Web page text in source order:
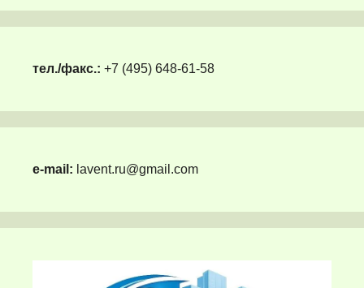
тел./факс.: +7 (495) 648-61-58
e-mail: lavent.ru@gmail.com